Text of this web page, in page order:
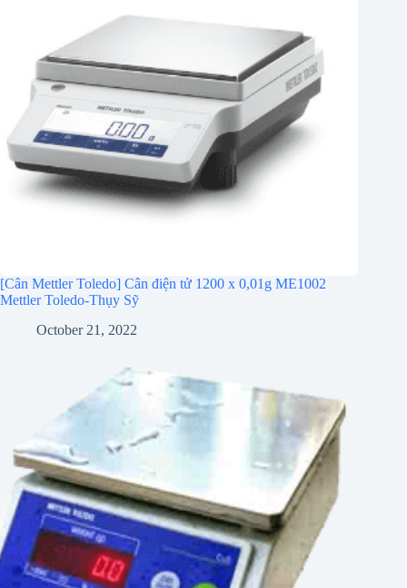
[Cân Mettler Toledo] Cân điện tử 1200 x 0,01g ME1002
Mettler Toledo-Thụy Sỹ
October 21, 2022